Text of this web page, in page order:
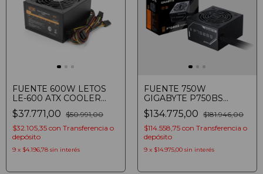
FUENTE 600W LETOS
LE-600 ATX COOLER
120MM CABLE POWER
$37.771,00 $50.991,00
$32.105,35 con Transferencia o
depósito
9 x $4.196,78 sin interés
FUENTE 750W
GIGABYTE P750BS
80PLUS BRONZE ATX
$134.775,00 $181.946,00
$114.558,75 con Transferencia o
depósito
9 x $14.975,00 sin interés